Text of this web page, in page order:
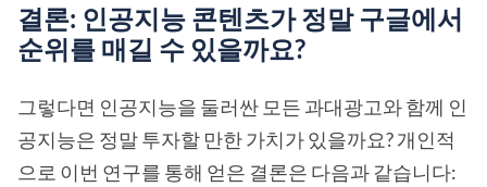
결론: 인공지능 콘텐츠가 정말 구글에서
순위를 매길 수 있을까요?
그렇다면 인공지능을 둘러싼 모든 과대광고와 함께 인
공지능은 정말 투자할 만한 가치가 있을까요? 개인적
으로 이번 연구를 통해 얻은 결론은 다음과 같습니다: